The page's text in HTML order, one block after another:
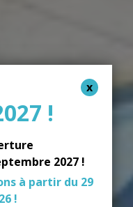
!
2027 !
à partir du 29
!